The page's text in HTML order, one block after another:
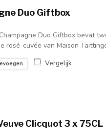
Duo Giftbox
Duo Giftbox bevat
rosé-cuvée van Maison
Vergelijk
Clicquot 3 x 75CL